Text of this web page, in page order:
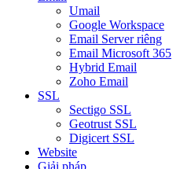
Umail
Google Workspace
Email Server riêng
Email Microsoft 365
Hybrid Email
Zoho Email
SSL
Sectigo SSL
Geotrust SSL
Digicert SSL
Website
Giải pháp